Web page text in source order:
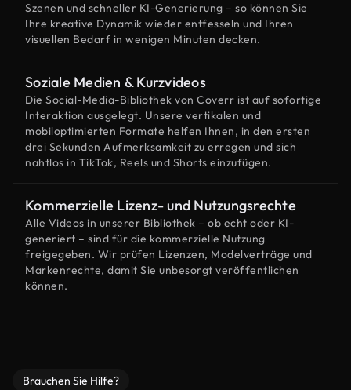
Szenen und schneller KI-Generierung – so können Sie
Ihre kreative Dynamik wieder entfesseln und Ihren
visuellen Bedarf in wenigen Minuten decken.
Soziale Medien & Kurzvideos
Die Social-Media-Bibliothek von Coverr ist auf sofortige
Interaktion ausgelegt. Unsere vertikalen und
mobiloptimierten Formate helfen Ihnen, in den ersten
drei Sekunden Aufmerksamkeit zu erregen und sich
nahtlos in TikTok, Reels und Shorts einzufügen.
Kommerzielle Lizenz- und Nutzungsrechte
Alle Videos in unserer Bibliothek – ob echt oder KI-
generiert – sind für die kommerzielle Nutzung
freigegeben. Wir prüfen Lizenzen, Modelverträge und
Markenrechte, damit Sie unbesorgt veröffentlichen
können.
Brauchen Sie Hilfe?